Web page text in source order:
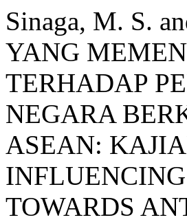
Sinaga, M. S.
YANG
TERHADAP
NEGARA
ASEAN:
TOWARDS